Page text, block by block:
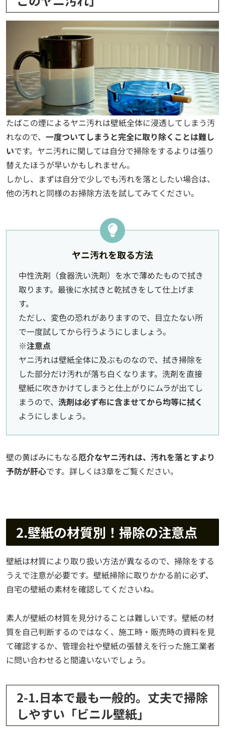
たばこの煙によるヤニ汚れは壁紙全体に浸透してしまう汚
れなので、 一度ついてしまうと完全に取り除くことは難し
いです。ヤニ汚れに関しては自分で掃除をするよりは張り
替えたほうが早いかもしれません。
しかし、まずは自分で少しでも汚れを落としたい場合は、
他の汚れと同様のお掃除方法を試してみてください。
ヤニ汚れを取る方法
中性洗剤（食器洗い洗剤）を水で薄めたもので拭き
取ります。最後に水拭きと乾拭きをして仕上げま
す。
ただし、変色の恐れがありますので、目立たない所
で一度試してから行うようにしましょう。
※注意点
ヤニ汚れは壁紙全体に及ぶものなので、拭き掃除を
した部分だけ汚れが落ち白くなります。洗剤を直接
壁紙に吹きかけてしまうと仕上がりにムラが出てし
まうので、 洗剤は必ず布に含ませてから均等に拭く
ようにしましょう。
壁の黄ばみにもなる厄介なヤニ汚れは、汚れを落とすより
予防が肝心です。詳しくは3章をご覧ください。
2.壁紙の材質別！掃除の注意点
壁紙は材質により取り扱い方法が異なるので、掃除をする
うえで注意が必要です。壁紙掃除に取りかかる前に必ず、
自宅の壁紙の素材を確認してくださいね。
素人が壁紙の材質を見分けることは難しいです。壁紙の材
質を自己判断するのではなく、施工時・販売時の資料を見
て確認するか、管理会社や壁紙の張替えを行った施工業者
に問い合わせると間違いないでしょう。
2-1.日本で最も一般的。丈夫で掃除
しやすい「ビニル壁紙」